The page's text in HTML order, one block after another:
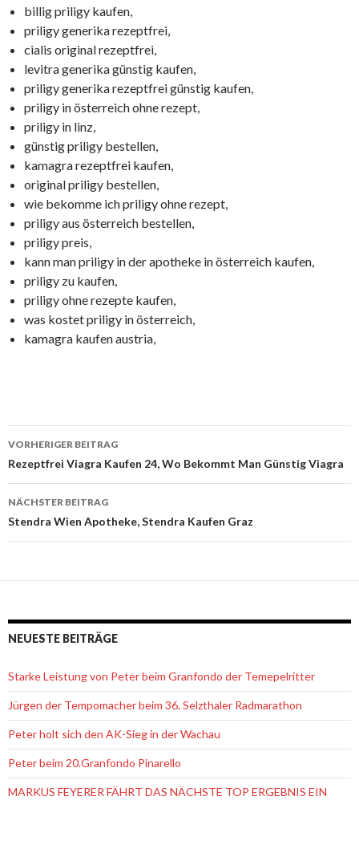
billig priligy kaufen,
priligy generika rezeptfrei,
cialis original rezeptfrei,
levitra generika günstig kaufen,
priligy generika rezeptfrei günstig kaufen,
priligy in österreich ohne rezept,
priligy in linz,
günstig priligy bestellen,
kamagra rezeptfrei kaufen,
original priligy bestellen,
wie bekomme ich priligy ohne rezept,
priligy aus österreich bestellen,
priligy preis,
kann man priligy in der apotheke in österreich kaufen,
priligy zu kaufen,
priligy ohne rezepte kaufen,
was kostet priligy in österreich,
kamagra kaufen austria,
Beitrags-
Navigation
VORHERIGER BEITRAG
Rezeptfrei Viagra Kaufen 24, Wo Bekommt Man Günstig Viagra
NÄCHSTER BEITRAG
Stendra Wien Apotheke, Stendra Kaufen Graz
NEUESTE BEITRÄGE
Starke Leistung von Peter beim Granfondo der Temepelritter
Jürgen der Tempomacher beim 36. Selzthaler Radmarathon
Peter holt sich den AK-Sieg in der Wachau
Peter beim 20.Granfondo Pinarello
MARKUS FEYERER FÄHRT DAS NÄCHSTE TOP ERGEBNIS EIN